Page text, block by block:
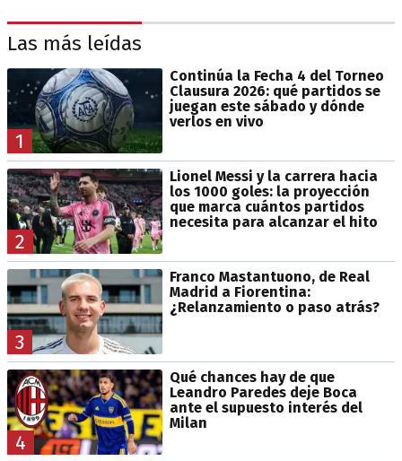
Las más leídas
1
Continúa la Fecha 4 del Torneo
Clausura 2026: qué partidos se
juegan este sábado y dónde
verlos en vivo
2
Lionel Messi y la carrera hacia
los 1000 goles: la proyección
que marca cuántos partidos
necesita para alcanzar el hito
3
Franco Mastantuono, de Real
Madrid a Fiorentina:
¿Relanzamiento o paso atrás?
4
Qué chances hay de que
Leandro Paredes deje Boca
ante el supuesto interés del
Milan